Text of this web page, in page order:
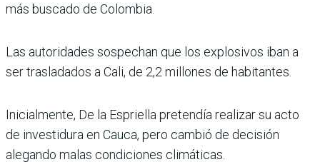
más buscado de Colombia.
Las autoridades sospechan que los explosivos iban a
ser trasladados a Cali, de 2,2 millones de habitantes.
Inicialmente, De la Espriella pretendía realizar su acto
de investidura en Cauca, pero cambió de decisión
alegando malas condiciones climáticas.